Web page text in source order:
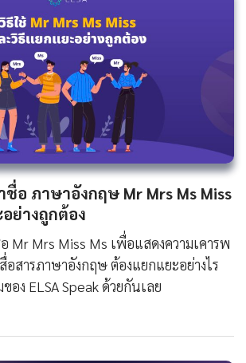
อ ภาษาอังกฤษ Mr Mrs Ms Miss
ย่างถูกต้อง
Mr Mrs Miss Ms เพื่อแสดงความเคารพ
อสารภาษาอังกฤษ ต้องแยกแยะอย่างไร
อง ELSA Speak ด้วยกันเลย